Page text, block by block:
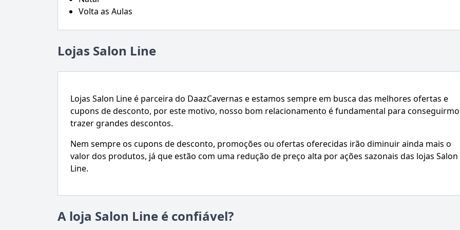
Volta as Aulas
Lojas Salon Line
Lojas Salon Line é parceira do DaazCavernas e estamos sempre em busca das melhores ofertas e
cupons de desconto, por este motivo, nosso bom relacionamento é fundamental para
trazer grandes descontos.
Nem sempre os cupons de desconto, promoções ou ofertas oferecidas irão diminuir ainda mais o
valor dos produtos, já que estão com uma redução de preço alta por ações sazonais das lojas Salon
Line.
A loja Salon Line é confiável?